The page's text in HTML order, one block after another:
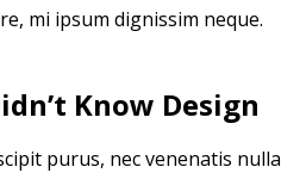
mi ipsum dignissim neque.
Know Design
purus, nec venenatis nulla